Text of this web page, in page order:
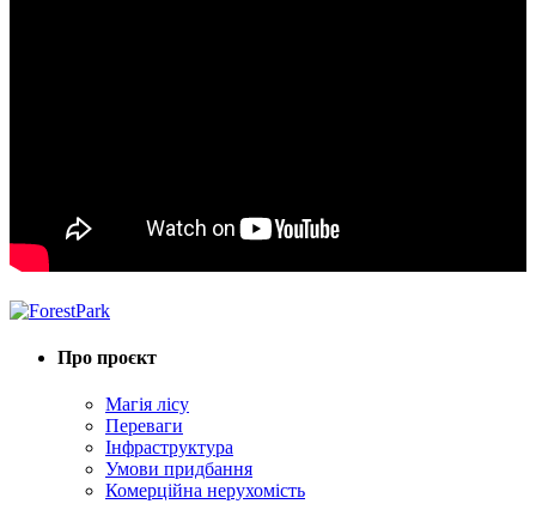
Про проєкт
Магія лісу
Переваги
Інфраструктура
Умови придбання
Комерційна нерухомість